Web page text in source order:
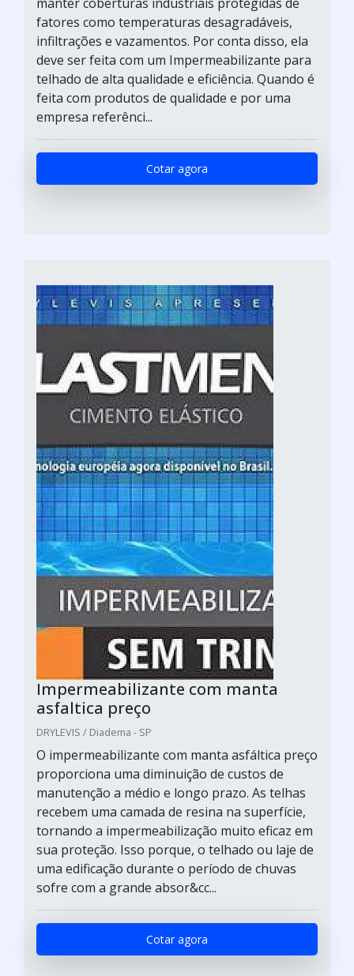
fatores como temperaturas desagradáveis,
infiltrações e vazamentos. Por conta disso, ela
deve ser feita com um Impermeabilizante para
telhado de alta qualidade e eficiência. Quando é
feita com produtos de qualidade e por uma
empresa referênci...
Cotar agora
Impermeabilizante com manta
asfaltica preço
DRYLEVIS / Diadema - SP
O impermeabilizante com manta asfáltica preço
proporciona uma diminuição de custos de
manutenção a médio e longo prazo. As telhas
recebem uma camada de resina na superfície,
tornando a impermeabilização muito eficaz em
sua proteção. Isso porque, o telhado ou laje de
uma edificação durante o período de chuvas
sofre com a grande absor&cc...
Cotar agora